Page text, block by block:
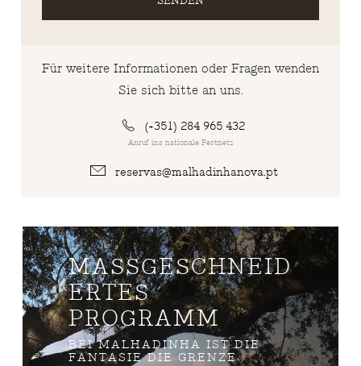
Für weitere Informationen oder Fragen wenden
Sie sich bitte an uns.
(+351) 284 965 432
Anruf ins nationale Festnetz
reservas@malhadinhanova.pt
MASSGESCHNEIDE
RTES P
ROGRAMM
BEI MALHADINHA IST DIE
FANTASIE DIE GRENZE